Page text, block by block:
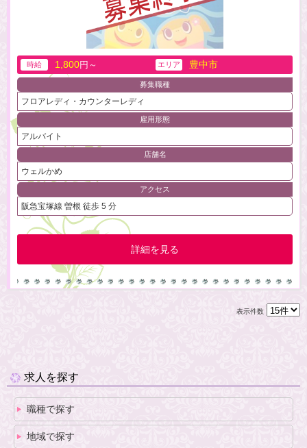
時給 1,800円～ エリア 豊中市
募集職種
フロアレディ・カウンターレディ
雇用形態
アルバイト
店舗名
ウェルかめ
アクセス
阪急宝塚線 曽根 徒歩 5 分
詳細を見る
表示件数
求人を探す
職種で探す
地域で探す